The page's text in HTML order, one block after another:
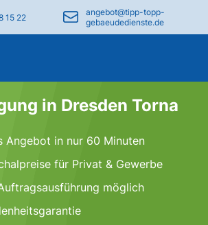
15 22
angebot@tipp-topp-
gebaeudedienste.de
in Dresden Torna
Angebot in nur 60 Minuten
für Privat & Gewerbe
möglich